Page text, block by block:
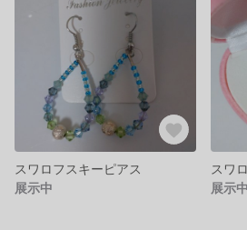
スワロフスキーピアス
展示中
スワ
展示中